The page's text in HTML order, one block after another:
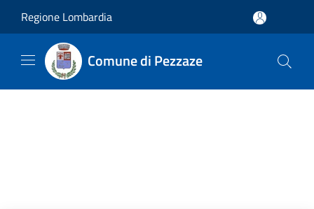
Regione Lombardia
Comune di Pezzaze